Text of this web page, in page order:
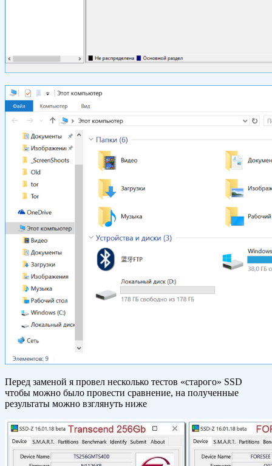
Перед заменой я провел несколько тестов «старого» SSD
чтобы можно было провести сравнение, на полученные
результаты можно взглянуть ниже